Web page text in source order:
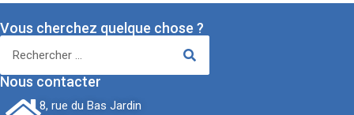
Vous cherchez quelque chose ?
Nous contacter
8, rue du Bas Jardin